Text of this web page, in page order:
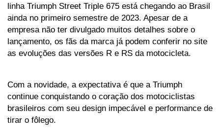
linha Triumph Street Triple 675 está chegando ao Brasil
ainda no primeiro semestre de 2023. Apesar de a
empresa não ter divulgado muitos detalhes sobre o
lançamento, os fãs da marca já podem conferir no site
as evoluções das versões R e RS da motocicleta.
Com a novidade, a expectativa é que a Triumph
continue conquistando o coração dos motociclistas
brasileiros com seu design impecável e performance de
tirar o fôlego.